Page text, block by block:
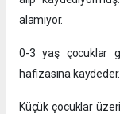
alamıyor.
0-3 yaş çocuklar
hafızasına
Küçük çocuklar